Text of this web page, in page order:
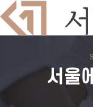
서울